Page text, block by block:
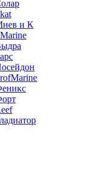
и К